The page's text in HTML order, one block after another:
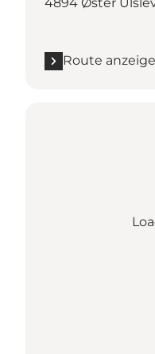
4894 Øster
Route